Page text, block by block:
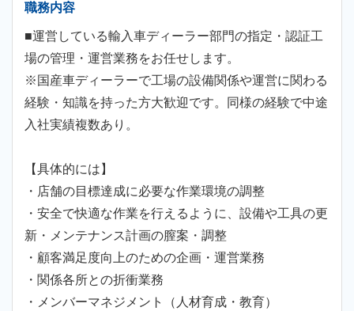
職務内容
■運営している輸入車ディーラー部門の指定・認証工
場の管理・運営業務をお任せします。
※国産車ディーラーで工場の設備関係や運営に関わる
経験・知識を持った方大歓迎です。同様の経験で中途
入社実績複数あり。
【具体的には】
・店舗の目標達成に必要な作業環境の調整
・安全で快適な作業を行えるように、設備や工具の更
新・メンテナンス計画の膣案・調整
・顧客満足度向上のための企画・運営業務
・関係各所との折衝業務
・メンバーマネジメント（人材育成・教育）